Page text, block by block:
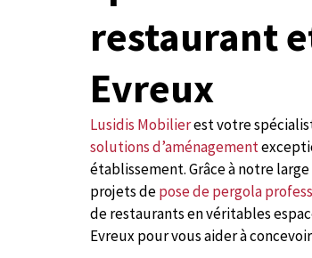
restaurant
Evreux
Lusidis Mobilierest votre
solutions d’aménagement
établissement. Grâce à notre
projets depose de pergola
de restaurants en véritables
Evreux pour vous aider à